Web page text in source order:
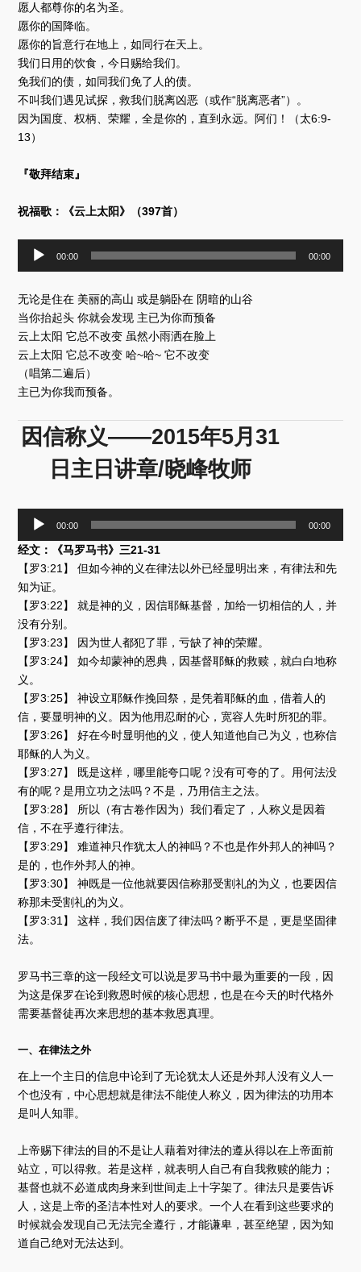
愿人都尊你的名为圣。
愿你的国降临。
愿你的旨意行在地上，如同行在天上。
我们日用的饮食，今日赐给我们。
免我们的债，如同我们免了人的债。
不叫我们遇见试探，救我们脱离凶恶（或作“脱离恶者”）。
因为国度、权柄、荣耀，全是你的，直到永远。阿们！（太6:9-
13）
『敬拜结束』
祝福歌：《云上太阳》（397首）
放
器
00:00 00:00
无论是住在 美丽的高山 或是躺卧在 阴暗的山谷
当你抬起头 你就会发现 主已为你而预备
云上太阳 它总不改变 虽然小雨洒在脸上
云上太阳 它总不改变 哈~哈~ 它不改变
（唱第二遍后）
主已为你我而预备。
因信称义——2015年5月31
日主日讲章/晓峰牧师
播
放
器
00:00 00:00
经文：《马罗马书》三21-31
【罗3:21】 但如今神的义在律法以外已经显明出来，有律法和先
知为证。
【罗3:22】 就是神的义，因信耶稣基督，加给一切相信的人，并
没有分别。
【罗3:23】 因为世人都犯了罪，亏缺了神的荣耀。
【罗3:24】 如今却蒙神的恩典，因基督耶稣的救赎，就白白地称
义。
【罗3:25】 神设立耶稣作挽回祭，是凭着耶稣的血，借着人的
信，要显明神的义。因为他用忍耐的心，宽容人先时所犯的罪。
【罗3:26】 好在今时显明他的义，使人知道他自己为义，也称信
耶稣的人为义。
【罗3:27】 既是这样，哪里能夸口呢？没有可夸的了。用何法没
有的呢？是用立功之法吗？不是，乃用信主之法。
【罗3:28】 所以（有古卷作因为）我们看定了，人称义是因着
信，不在乎遵行律法。
【罗3:29】 难道神只作犹太人的神吗？不也是作外邦人的神吗？
是的，也作外邦人的神。
【罗3:30】 神既是一位他就要因信称那受割礼的为义，也要因信
称那未受割礼的为义。
【罗3:31】 这样，我们因信废了律法吗？断乎不是，更是坚固律
法。
罗马书三章的这一段经文可以说是罗马书中最为重要的一段，因
为这是保罗在论到救恩时候的核心思想，也是在今天的时代格外
需要基督徒再次来思想的基本救恩真理。
一、在律法之外
在上一个主日的信息中论到了无论犹太人还是外邦人没有义人一
个也没有，中心思想就是律法不能使人称义，因为律法的功用本
是叫人知罪。
上帝赐下律法的目的不是让人藉着对律法的遵从得以在上帝面前
站立，可以得救。若是这样，就表明人自己有自我救赎的能力；
基督也就不必道成肉身来到世间走上十字架了。律法只是要告诉
人，这是上帝的圣洁本性对人的要求。一个人在看到这些要求的
时候就会发现自己无法完全遵行，才能谦卑，甚至绝望，因为知
道自己绝对无法达到。